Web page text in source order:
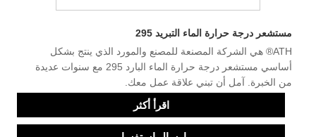
مستشعر درجة حرارة الماء التبريد 295
ATH® هي الشركة المصنعة للمصنع والمورد الذي ينتج بشكل
أساسي مستشعر درجة حرارة الماء البارد 295 مع سنوات عديدة
من الخبرة. آمل أن تبني علاقة عمل معك.
اقرأ أكثر